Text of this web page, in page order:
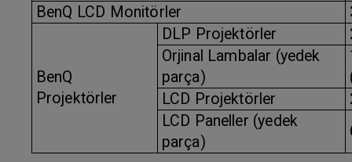
BenQ LCD Monitörler
BenQ
Projektörler
DLP Projektörler
Orjinal Lambalar (yedek
parça)
LCD Projektörler
LCD Paneller (yedek
parça)